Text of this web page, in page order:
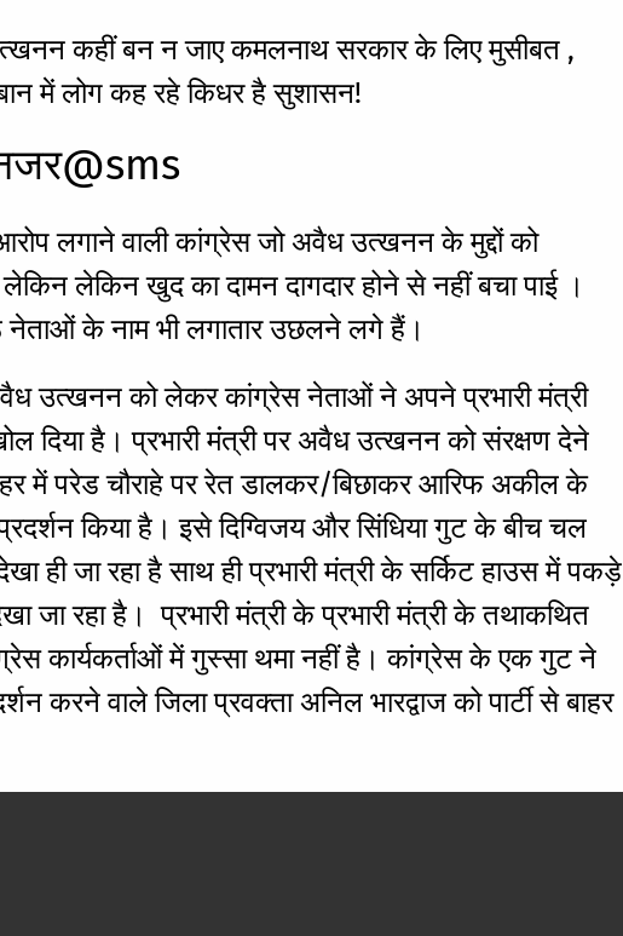
कहीं बन न जाए कमलनाथ सरकार के लिए मुसीबत ,
में लोग कह रहे किधर है सुशासन!
लगाने वाली कांग्रेस जो अवैध उत्खनन के मुद्दों को
लेकिन खुद का दामन दागदार होने से नहीं बचा पाई ।
नेताओं के नाम भी लगातार उछलने लगे हैं।
उत्खनन को लेकर कांग्रेस नेताओं ने अपने प्रभारी मंत्री
दिया है। प्रभारी मंंत्री पर अवैध उत्खनन को संरक्षण देने
में परेड चौराहे पर रेत डालकर/बिछाकर आरिफ अकील के
किया है। इसे दिग्विजय और सिंधिया गुट के बीच चल
ही जा रहा है साथ ही प्रभारी मंत्री के सर्किट हाउस में पकड़े
जा रहा है। प्रभारी मंत्री के प्रभारी मंत्री के तथाकथित
कार्यकर्ताओं में गुस्सा थमा नहीं है। कांग्रेस के एक गुट ने
करने वाले जिला प्रवक्ता अनिल भारद्वाज को पार्टी से बाहर